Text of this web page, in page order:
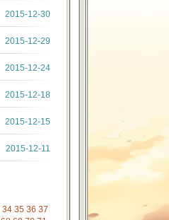
2015-12-30
2015-12-29
2015-12-24
2015-12-18
2015-12-15
2015-12-11
34 35 36 37